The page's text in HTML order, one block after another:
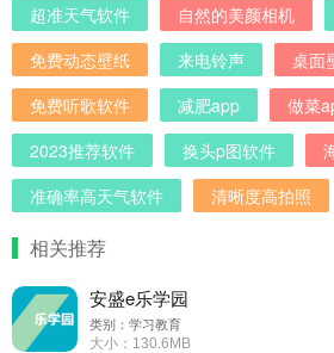
超准天气软件
自然的美颜相机
免费动态壁纸
来电铃声 桌面
免费听歌软件
减肥app 做菜
2023推荐软件
换头p图软件
准确率高天气软件
清晰度高拍照
相关推荐
安盛e乐学园
类别：学习教育
大小：130.6MB